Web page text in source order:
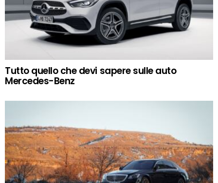
Tutto quello che devi sapere sulle auto
Mercedes-Benz